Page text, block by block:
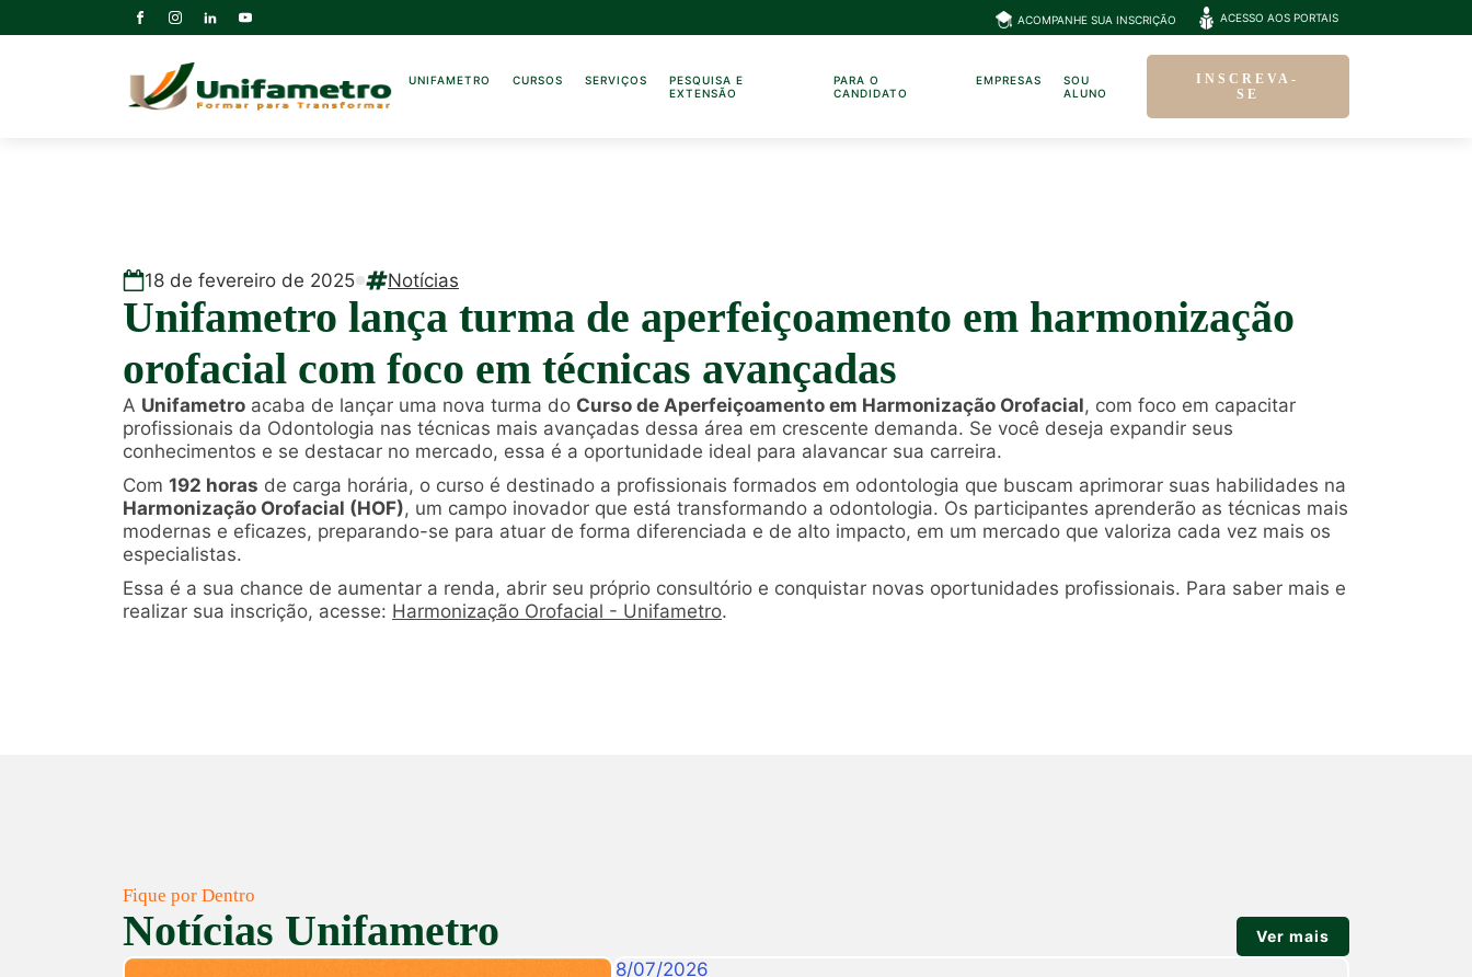
ACOMPANHE SUA INSCRIÇÃO ACESSO AOS PORTAIS
UNIFAMETRO CURSOS SERVIÇOS
PESQUISA E
EXTENSÃO
PARA O
CANDIDATO
EMPRESAS
SOU
ALUNO
INSCREVA-
SE
18 de fevereiro de 2025 Notícias
Unifametro lança turma de aperfeiçoamento em harmonização
orofacial com foco em técnicas avançadas
A Unifametro acaba de lançar uma nova turma do Curso de Aperfeiçoamento em Harmonização Orofacial, com foco em capacitar
profissionais da Odontologia nas técnicas mais avançadas dessa área em crescente demanda. Se você deseja expandir seus
conhecimentos e se destacar no mercado, essa é a oportunidade ideal para alavancar sua carreira.
Com 192 horas de carga horária, o curso é destinado a profissionais formados em odontologia que buscam aprimorar suas habilidades na
Harmonização Orofacial (HOF), um campo inovador que está transformando a odontologia. Os participantes aprenderão as técnicas mais
modernas e eficazes, preparando-se para atuar de forma diferenciada e de alto impacto, em um mercado que valoriza cada vez mais os
especialistas.
Essa é a sua chance de aumentar a renda, abrir seu próprio consultório e conquistar novas oportunidades profissionais. Para saber mais e
realizar sua inscrição, acesse: Harmonização Orofacial - Unifametro.
Fique por Dentro
Notícias Unifametro Ver mais
8/07/2026